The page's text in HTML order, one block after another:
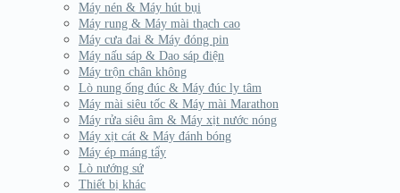
Máy nén & Máy hút bụi
Máy rung & Máy mài thạch cao
Máy cưa đai & Máy đóng pin
Máy nấu sáp & Dao sáp điện
Máy trộn chân không
Lò nung ống đúc & Máy đúc ly tâm
Máy mài siêu tốc & Máy mài Marathon
Máy rửa siêu âm & Máy xịt nước nóng
Máy xịt cát & Máy đánh bóng
Máy ép máng tẩy
Lò nướng sứ
Thiết bị khác